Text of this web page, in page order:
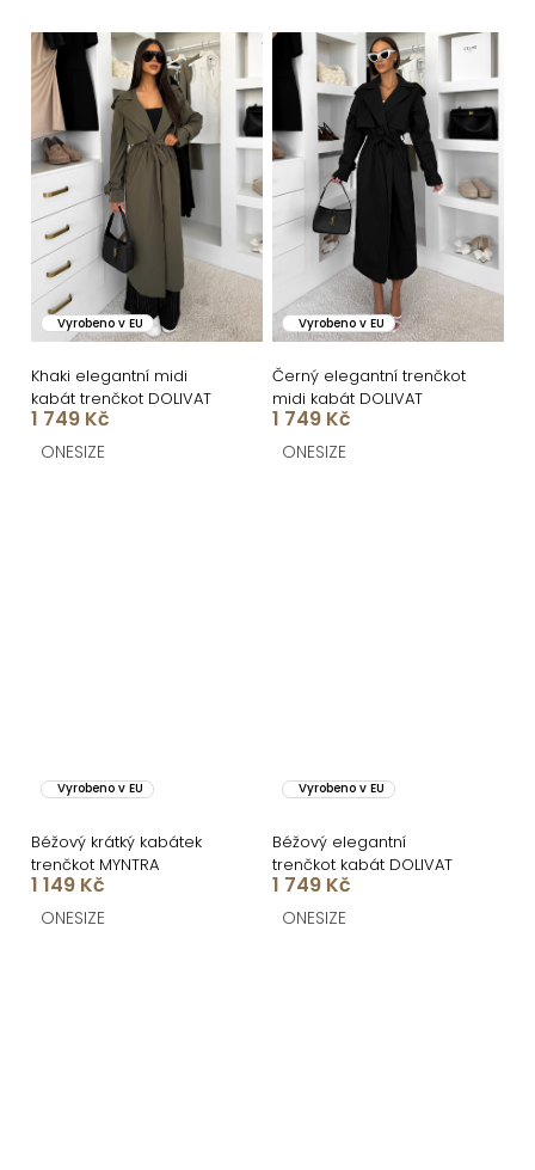
ů
Vyrobeno v EU
Khaki elegantní midi
kabát trenčkot DOLIVAT
1 749 Kč
ONESIZE
Vyrobeno v EU
Černý elegantní trenčkot
midi kabát DOLIVAT
1 749 Kč
ONESIZE
Vyrobeno v EU
Béžový krátký kabátek
trenčkot MYNTRA
1 149 Kč
ONESIZE
Vyrobeno v EU
Béžový elegantní
trenčkot kabát DOLIVAT
1 749 Kč
ONESIZE